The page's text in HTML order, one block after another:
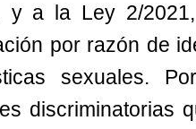
y a la Ley 2/
por razón de
sexuales.
discriminatorias